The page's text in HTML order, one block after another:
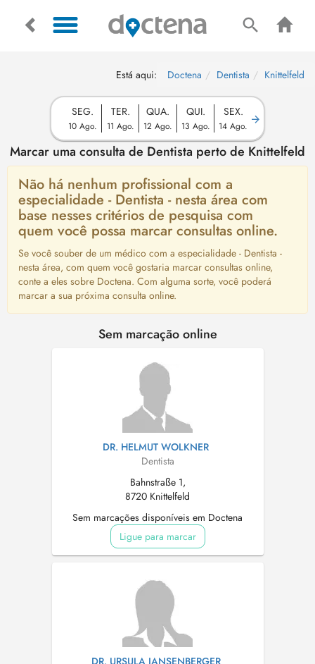
Está aqui: Doctena Dentista Knittelfeld
SEG.
10 Ago.
TER.
11 Ago.
QUA.
12 Ago.
QUI.
13 Ago.
SEX.
14 Ago.
Marcar uma consulta de Dentista perto de Knittelfeld
Não há nenhum profissional com a
especialidade - Dentista - nesta área com
base nesses critérios de pesquisa com
quem você possa marcar consultas online.
Se você souber de um médico com a especialidade - Dentista -
nesta área, com quem você gostaria marcar consultas online,
conte a eles sobre Doctena. Com alguma sorte, você poderá
marcar a sua próxima consulta online.
Sem marcação online
DR. HELMUT WOLKNER
Dentista
Bahnstraße 1,
8720 Knittelfeld
Sem marcações disponíveis em Doctena
Ligue para marcar
DR. URSULA JANSENBERGER